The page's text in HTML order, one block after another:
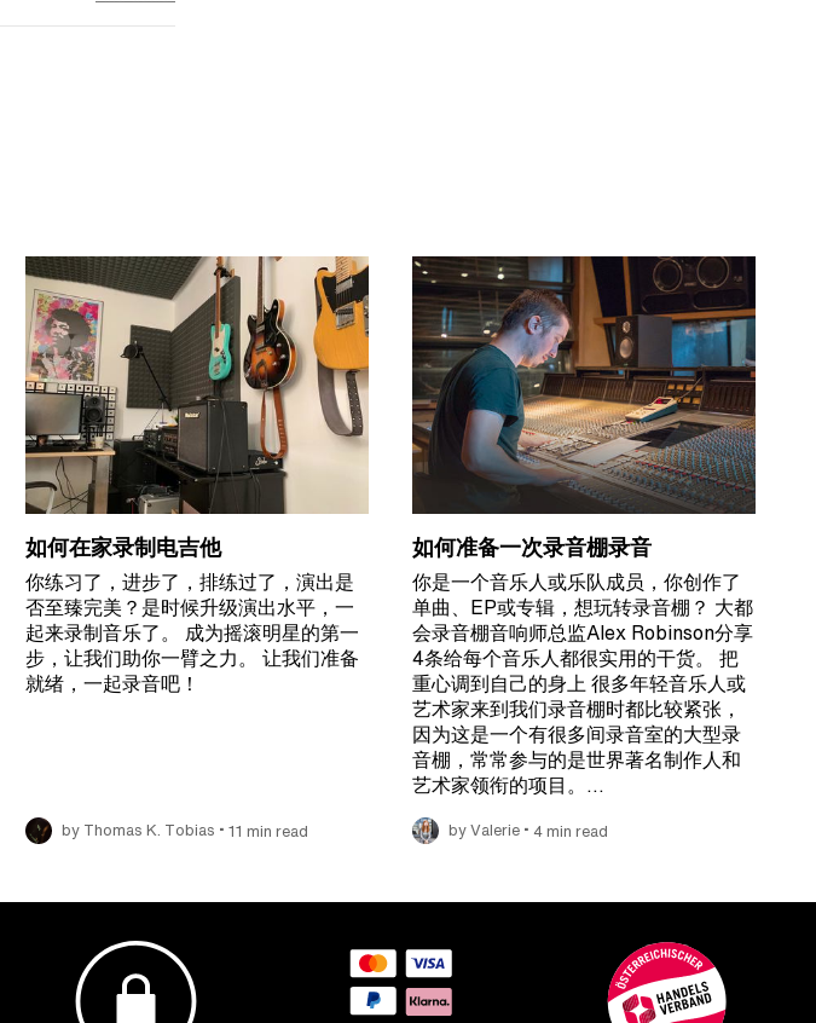
如何在家录制电吉他
你练习了，进步了，排练过了，演出是
否至臻完美？是时候升级演出水平，一
起来录制音乐了。 成为摇滚明星的第一
步，让我们助你一臂之力。 让我们准备
就绪，一起录音吧！
by Thomas K. Tobias • 11 min read
如何准备一次录音棚录音
你是一个音乐人或乐队成员，你创作了
单曲、EP或专辑，想玩转录音棚？ 大都
会录音棚音响师总监Alex Robinson分享
4条给每个音乐人都很实用的干货。 把
重心调到自己的身上 很多年轻音乐人或
艺术家来到我们录音棚时都比较紧张，
因为这是一个有很多间录音室的大型录
音棚，常常参与的是世界著名制作人和
艺术家领衔的项目。…
by Valerie • 4 min read